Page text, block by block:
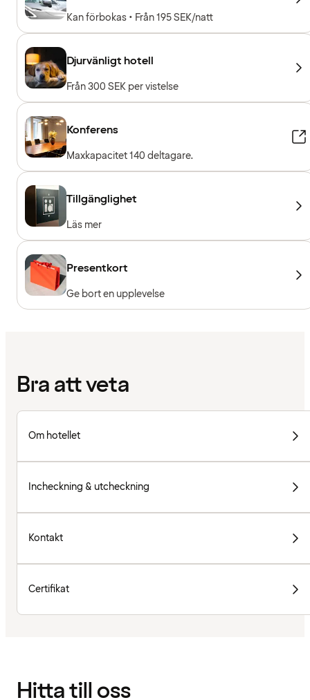
Kan förbokas • Från 195 SEK/natt
Djurvänligt hotell
Från 300 SEK per vistelse
Konferens
Maxkapacitet 140 deltagare.
Tillgänglighet
Läs mer
Presentkort
Ge bort en upplevelse
Bra att veta
Om hotellet
Incheckning & utcheckning
Kontakt
Certifikat
Hitta till oss